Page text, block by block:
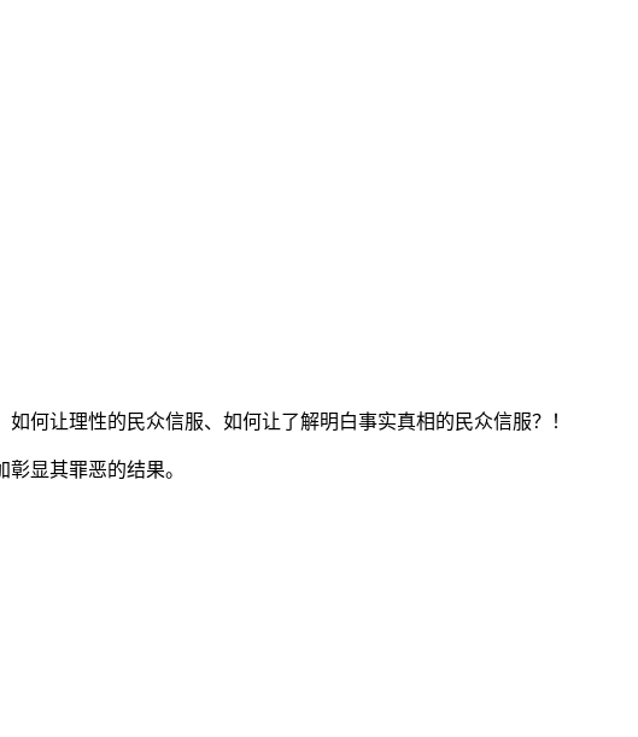
何让理性的民众信服、如何让了解明白事实真相的民众信服？！
显其罪恶的结果。